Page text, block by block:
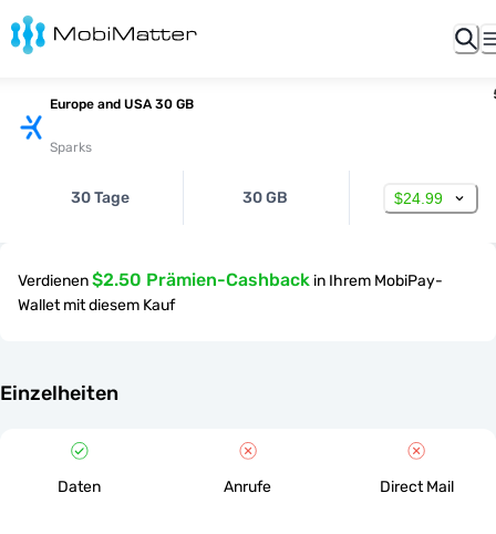
Europe and USA 30 GB
Sparks
30 Tage 30 GB $24.99
Verdienen$2.50 Prämien-Cashback in Ihrem MobiPay-
Wallet mit diesem Kauf
Einzelheiten
Daten Anrufe Direct Mail